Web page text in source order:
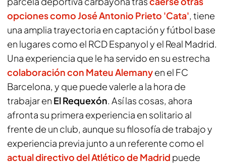
opciones como José Antonio Prieto 'Cata', tiene
una amplia trayectoria en captación y fútbol base
en lugares como el RCD Espanyol y el Real Madrid.
Una experiencia que le ha servido en su estrecha
colaboración con Mateu Alemanyen el FC
Barcelona, y que puede valerle a la hora de
trabajar en El Requexón. Así las cosas, ahora
afronta su primera experiencia en solitario al
frente de un club, aunque su filosofía de trabajo y
experiencia previa junto a un referente como el
actual directivo delAtlético de Madrid puede